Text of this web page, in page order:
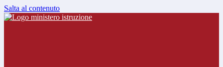
Salta al contenuto